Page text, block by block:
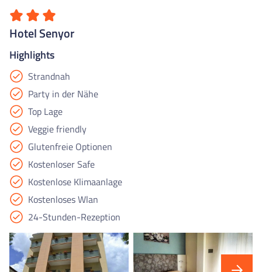
Hotel Senyor
Highlights
Strandnah
Party in der Nähe
Top Lage
Veggie friendly
Glutenfreie Optionen
Kostenloser Safe
Kostenlose Klimaanlage
Kostenloses Wlan
24-Stunden-Rezeption